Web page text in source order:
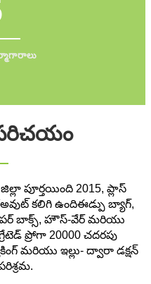
పూర్తయింది 2015, ప్లాస్
కలిగి ఉందిఈడ్పు బ్యాగ్,
పేపర్ బాక్స్, హౌస్-వేర్ మరియు
ప్రోగా 20000 చదరపు
మరియు ఇల్లు- ద్వారా డక్షన్